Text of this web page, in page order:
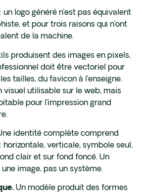
logo généré n’est pas équivalent
et pour trois raisons qui n’ont
de la machine.
produisent des images en pixels,
doit être vectoriel pour
tailles, du favicon à l’enseigne.
visuel utilisable sur le web, mais
pour l’impression grand
identité complète comprend
verticale, symbole seul,
clair et sur fond foncé. Un
image, pas un système.
Un modèle produit des formes